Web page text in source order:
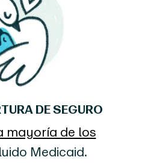
DE SEGURO
mayoría de los
Medicaid.